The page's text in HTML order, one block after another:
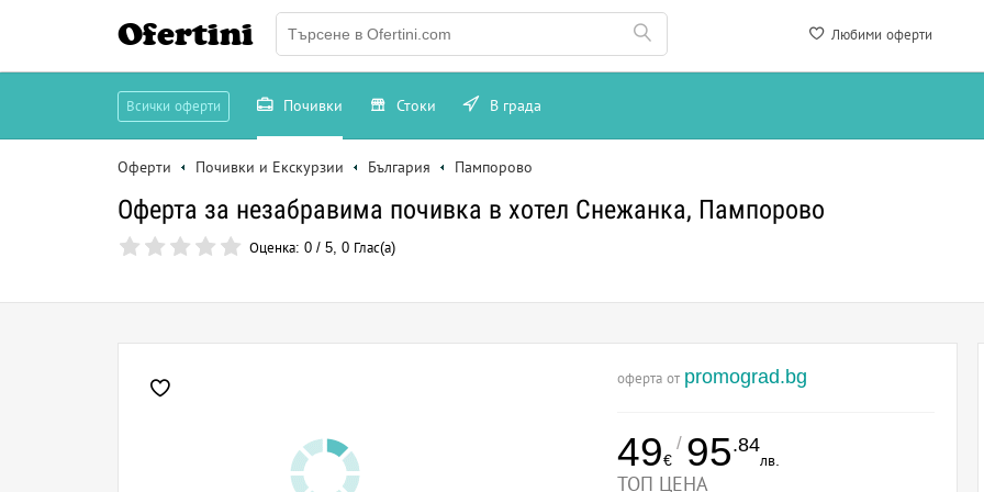
Любими оферти
Ofertini
Всички оферти Почивки Стоки В града
Оферти Почивки и Екскурзии България Пампорово
Оферта за незабравима почивка в хотел Снежанка, Пампорово
Оценка: 0 / 5, 0 Глас(а)
оферта от promograd.bg
49€
/ 95.84
лв.
ТОП ЦЕНА